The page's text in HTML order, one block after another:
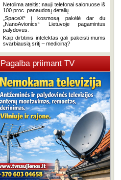
Netolima ateitis: nauji telefonai salonuose iš
100 proc. panaudotų detalių.
„SpaceX“ į kosmosą pakėlė dar du
„NanoAvionics“ Lietuvoje pagamintus
palydovus.
Kaip dirbtinis intelektas gali pakeisti mums
svarbiausią sritį – mediciną?
Pagalba priimant TV